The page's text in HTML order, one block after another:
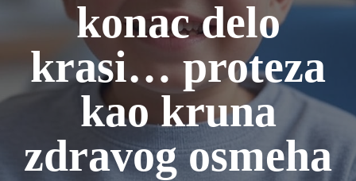
konac delo
krasi… proteza
kao kruna
zdravog osmeha